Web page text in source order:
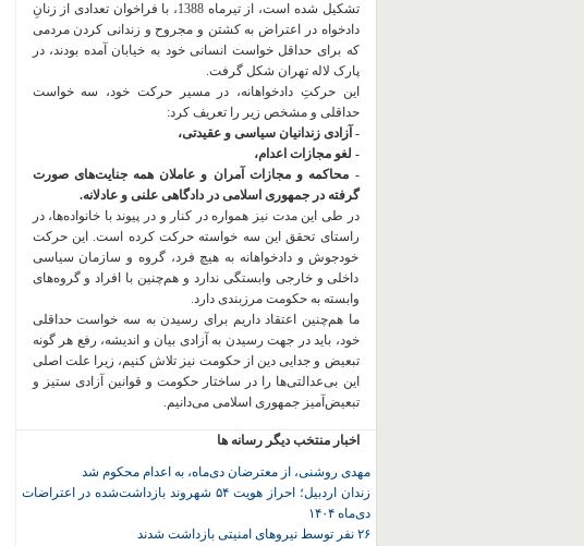
تشکیل شده است، از تیرماه 1388، با فراخوان تعدادی از زنانِ
دادخواه در اعتراض به کشتن و مجروح و زندانی کردن مردمی
که برای حداقل خواست انسانی خود به خیابان آمده بودند، در
پارک لاله تهران شکل گرفت.
این حرکتِ دادخواهانه، در مسیر حرکت خود، سه خواست
حداقلی و مشخص زیر را تعریف کرد:
- آزادی زندانیان سیاسی و عقیدتی،
- لغو مجازات اعدام،
- محاکمه و مجازات آمران و عاملان همه جنایت‌های صورت
گرفته در جمهوری اسلامی در دادگاهی علنی و عادلانه.
در طی این مدت نیز همواره در کنار و در پیوند با خانواده‌ها، در
راستای تحقق این سه خواسته حرکت کرده است. این حرکت
خودجوش و دادخواهانه به هیچ فرد، گروه و سازمان سیاسی
داخلی و خارجی وابستگی ندارد و هم‌چنین با افراد و گروه‌های
وابسته به حکومت مرزبندی دارد.
ما هم‌چنین اعتقاد داریم برای رسیدن به سه خواست حداقلی
خود، باید در جهت رسیدن به آزادی بیان و اندیشه، رفع هر گونه
تبعیض و جدایی دین از حکومت نیز تلاش کنیم، زیرا علت اصلی
این بی‌عدالتی‌ها را در ساختار حکومت و قوانین آزادی ستیز و
تبعیض‌آمیز جمهوری اسلامی می‌دانیم.
اخبار منتخب دیگر رسانه ها
مهدی روشنی، از معترضان دی‌ماه، به اعدام محکوم شد
زندان اردبیل؛ احراز هویت ۵۴ شهروند بازداشت‌شده در اعتراضات
دی‌ماه ۱۴۰۴
۲۶ نفر توسط نیروهای امنیتی بازداشت شدند